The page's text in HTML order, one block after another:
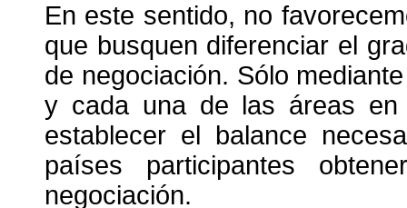
En este sentido, no
que busquen diferenciar el
de negociación. Sólo
y cada una de las áreas en
establecer el balance
países participantes
negociación.